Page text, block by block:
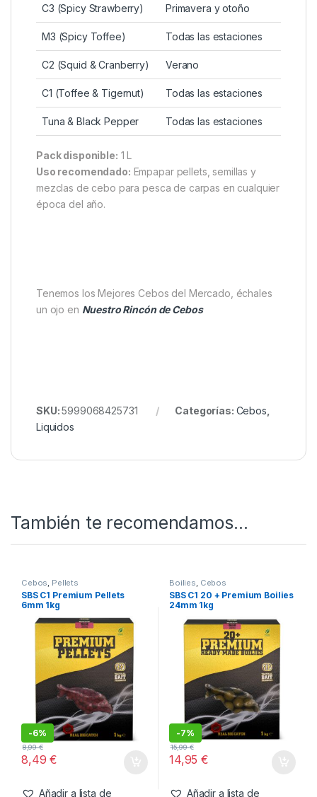
C3 (Spicy Strawberry) Primavera y otoño
M3 (Spicy Toffee) Todas las estaciones
C2 (Squid & Cranberry) Verano
C1 (Toffee & Tigernut) Todas las estaciones
Tuna & Black Pepper Todas las estaciones
Pack disponible: 1 L
Uso recomendado: Empapar pellets, semillas y
mezclas de cebo para pesca de carpas en cualquier
época del año.
Tenemos los Mejores Cebos del Mercado, échales
un ojo en Nuestro Rincón de Cebos
SKU:5999068425731 Categorías: Cebos
Liquidos
También te recomendamos…
Cebos Pellets
SBS C1 Premium Pellets
6mm 1kg
-6%
8,49€
8,99€
Añadir a lista de
Boilies Cebos
SBS C1 20 + Premium Boilies
24mm 1kg
-7%
14,95€
15,99€
Añadir a lista de